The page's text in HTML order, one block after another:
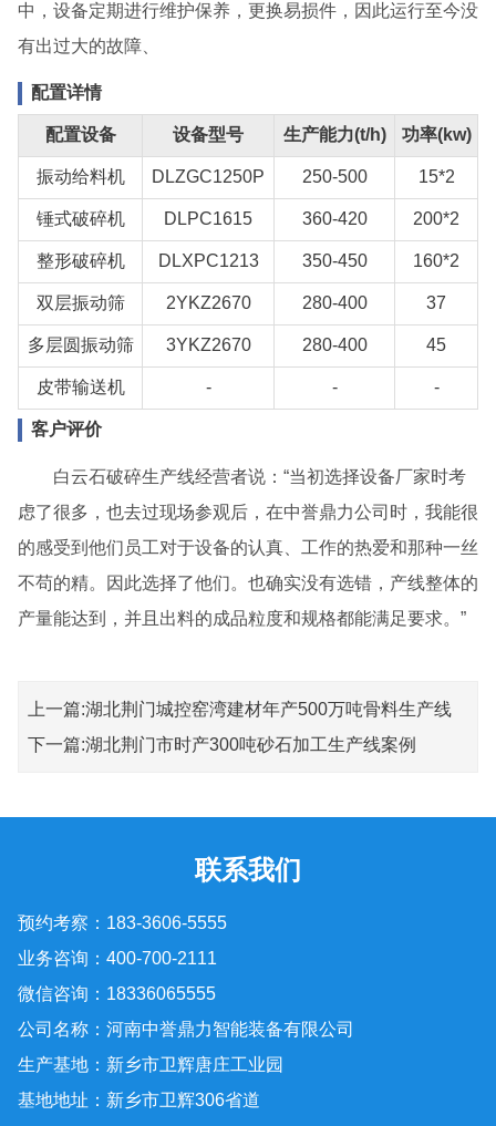
中，设备定期进行维护保养，更换易损件，因此运行至今没
有出过大的故障、
配置详情
配置设备 设备型号 生产能力(t/h) 功率(kw)
振动给料机 DLZGC1250P 250-500 15*2
锤式破碎机 DLPC1615 360-420 200*2
整形破碎机 DLXPC1213 350-450 160*2
双层振动筛 2YKZ2670 280-400 37
多层圆振动筛 3YKZ2670 280-400 45
皮带输送机 - - -
客户评价
白云石破碎生产线经营者说：“当初选择设备厂家时考
虑了很多，也去过现场参观后，在中誉鼎力公司时，我能很
的感受到他们员工对于设备的认真、工作的热爱和那种一丝
不苟的精。因此选择了他们。也确实没有选错，产线整体的
产量能达到，并且出料的成品粒度和规格都能满足要求。”
上一篇:湖北荆门城控窑湾建材年产500万吨骨料生产线
下一篇:湖北荆门市时产300吨砂石加工生产线案例
联系我们
预约考察：183-3606-5555
业务咨询：400-700-2111
微信咨询：18336065555
公司名称：河南中誉鼎力智能装备有限公司
生产基地：新乡市卫辉唐庄工业园
基地地址：新乡市卫辉306省道